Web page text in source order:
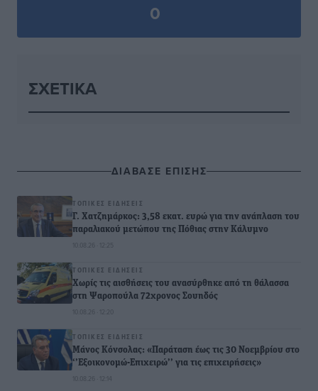
0
ΣΧΕΤΙΚΆ
ΔΙΑΒΑΣΕ ΕΠΙΣΗΣ
ΤΟΠΙΚΈΣ ΕΙΔΉΣΕΙΣ
Γ. Χατζημάρκος: 3,58 εκατ. ευρώ για την ανάπλαση του
παραλιακού μετώπου της Πόθιας στην Κάλυμνο
10.08.26 · 12:25
ΤΟΠΙΚΈΣ ΕΙΔΉΣΕΙΣ
Χωρίς τις αισθήσεις του ανασύρθηκε από τη θάλασσα
στη Ψαροπούλα 72χρονος Σουηδός
10.08.26 · 12:20
ΤΟΠΙΚΈΣ ΕΙΔΉΣΕΙΣ
Μάνος Κόνσολας: «Παράταση έως τις 30 Νοεμβρίου στο
‘’Εξοικονομώ-Επιχειρώ’’ για τις επιχειρήσεις»
10.08.26 · 12:14